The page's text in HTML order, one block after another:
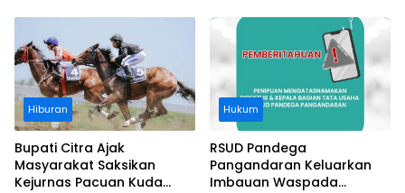
Pantai
Hiburan
Bupati Citra Ajak
Masyarakat Saksikan
Kejurnas Pacuan Kuda
Hukum
RSUD Pandega
Pangandaran Keluarkan
Imbauan Waspada